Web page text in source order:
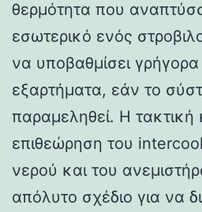
θερμότητα που
εσωτερικό ενός
να υποβαθμίσει γρήγορα
εξαρτήματα, εάν το
παραμεληθεί. Η τακτική
επιθεώρηση του
νερού και του
απόλυτο σχέδιο για να